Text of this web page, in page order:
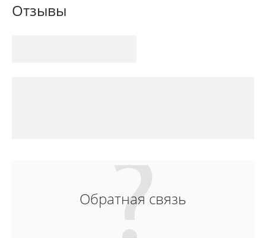
Отзывы
Обратная связь